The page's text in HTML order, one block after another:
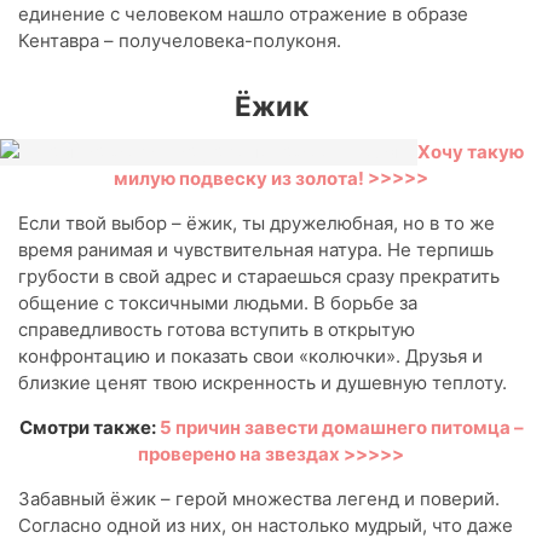
единение с человеком нашло отражение в образе
Кентавра – получеловека-полуконя.
Ёжик
Хочу такую
милую подвеску из золота! >>>>>
Если твой выбор – ёжик, ты дружелюбная, но в то же
время ранимая и чувствительная натура. Не терпишь
грубости в свой адрес и стараешься сразу прекратить
общение с токсичными людьми. В борьбе за
справедливость готова вступить в открытую
конфронтацию и показать свои «колючки». Друзья и
близкие ценят твою искренность и душевную теплоту.
Смотри также: 5 причин завести домашнего питомца –
проверено на звездах >>>>>
Забавный ёжик – герой множества легенд и поверий.
Согласно одной из них, он настолько мудрый, что даже